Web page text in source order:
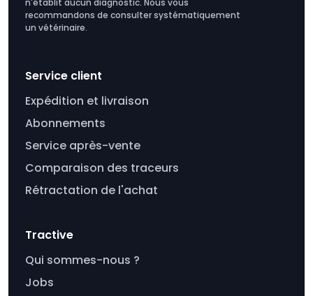
n'établit aucun diagnostic. Nous vous
recommandons de consulter systématiquement
un vétérinaire.
Service client
Expédition et livraison
Abonnements
Service après-vente
Comparaison des traceurs
Rétractation de l'achat
Tractive
Qui sommes-nous ?
Jobs